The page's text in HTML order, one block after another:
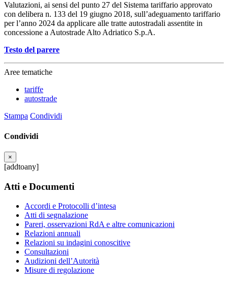
Valutazioni, ai sensi del punto 27 del Sistema tariffario approvato
con delibera n. 133 del 19 giugno 2018, sull’adeguamento tariffario
per l’anno 2024 da applicare alle tratte autostradali assentite in
concessione a Autostrade Alto Adriatico S.p.A.
Testo del parere
Aree tematiche
tariffe
autostrade
Stampa Condividi
Condividi
×
[addtoany]
Atti e Documenti
Accordi e Protocolli d’intesa
Atti di segnalazione
Pareri, osservazioni RdA e altre comunicazioni
Relazioni annuali
Relazioni su indagini conoscitive
Consultazioni
Audizioni dell’Autorità
Misure di regolazione